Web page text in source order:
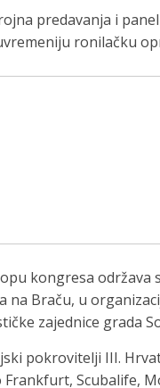
predavanja i
ronilačku
kongresa održava
na Braču, u
zajednice grada
pokrovitelji III.
Frankfurt, Scubalife,